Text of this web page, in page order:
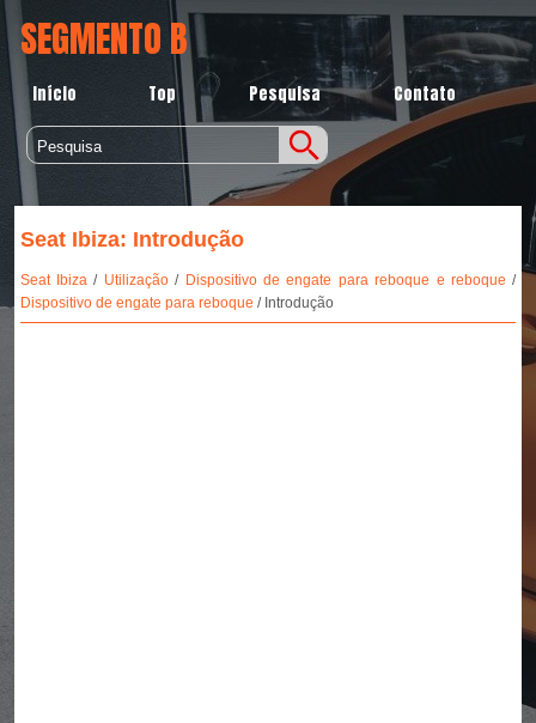
SEGMENTO B
Início Top Pesquisa Contato
Seat Ibiza: Introdução
Seat Ibiza / Utilização/ Dispositivo de engate para reboque e reboque /
Dispositivo de engate para reboque / Introdução